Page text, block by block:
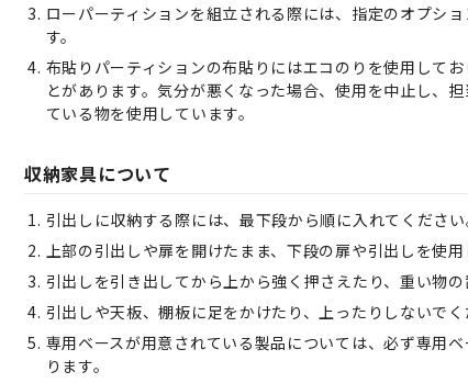
ローパーティションを組立される際には、指定のオプシ
す。
布貼りパーティションの布貼りにはエコのりを使用して
とがあります。気分が悪くなった場合、使用を中止し、
ている物を使用しています。
収納家具について
引出しに収納する際には、最下段から順に入れてくださ
上部の引出しや扉を開けたまま、下段の扉や引出しを使
引出しを引き出してから上から強く押さえたり、重い物
引出しや天板、棚板に足をかけたり、上ったりしないでく
専用ベースが用意されている製品については、必ず専用
ります。